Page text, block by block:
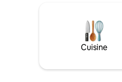
Entourée de pierres
bordée d'une terrasse
invite à une plongée
Cuisine